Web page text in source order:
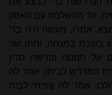
עד ההשלמה עם האסון
אמרו, מעשה היה בר'
בשבת במנחה, ומתו שני
על המטה ופרשה סדין
המדרש לביתו, אמר לה
אמר לה צפיתי לבית